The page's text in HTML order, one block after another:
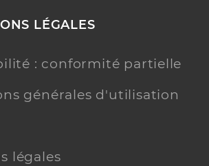
LÉGALES
: conformité partielle
générales d'utilisation
légales